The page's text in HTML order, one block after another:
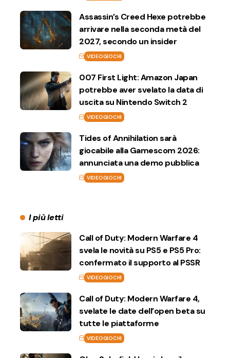
Assassin’s Creed Hexe potrebbe
arrivare nella seconda metà del
2027, secondo un insider
VIDEOGIOCHI
007 First Light: Amazon Japan
potrebbe aver svelato la data di
uscita su Nintendo Switch 2
VIDEOGIOCHI
Tides of Annihilation sarà
giocabile alla Gamescom 2026:
annunciata una demo pubblica
VIDEOGIOCHI
I più letti
Call of Duty: Modern Warfare 4
svela le novità su PS5 e PS5 Pro:
confermato il supporto al PSSR
VIDEOGIOCHI
Call of Duty: Modern Warfare 4,
svelate le date dell’open beta su
tutte le piattaforme
VIDEOGIOCHI